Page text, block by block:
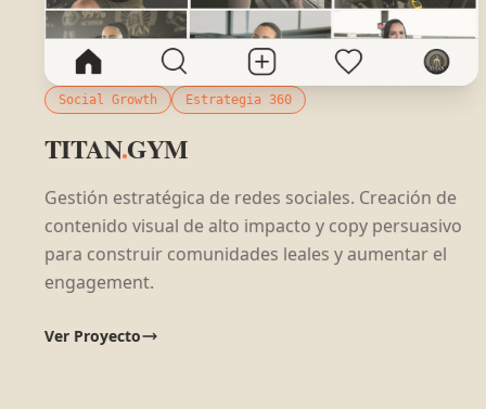
Social Growth Estrategia 360
TITAN.GYM
Gestión estratégica de redes sociales. Creación de
contenido visual de alto impacto y copy persuasivo
para construir comunidades leales y aumentar el
engagement.
Ver Proyecto